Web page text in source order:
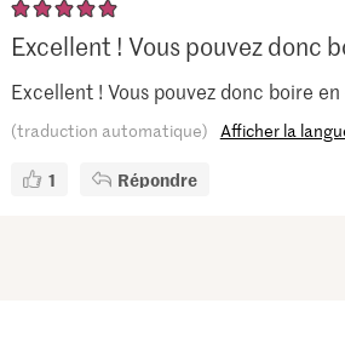
Excellent ! Vous pouvez donc
Excellent ! Vous pouvez donc boire
(traduction automatique) Afficher la
1 Répondre